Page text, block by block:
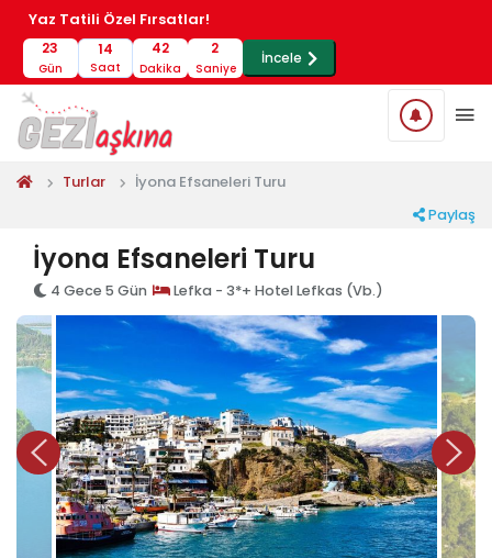
Yaz Tatili Özel Fırsatlar!
23
Gün
14
Saat
42
Dakika
2
Saniye
İncele
Turlar İyona Efsaneleri Turu
Paylaş
İyona Efsaneleri Turu
4 Gece 5 Gün Lefka - 3*+ Hotel Lefkas (Vb.)